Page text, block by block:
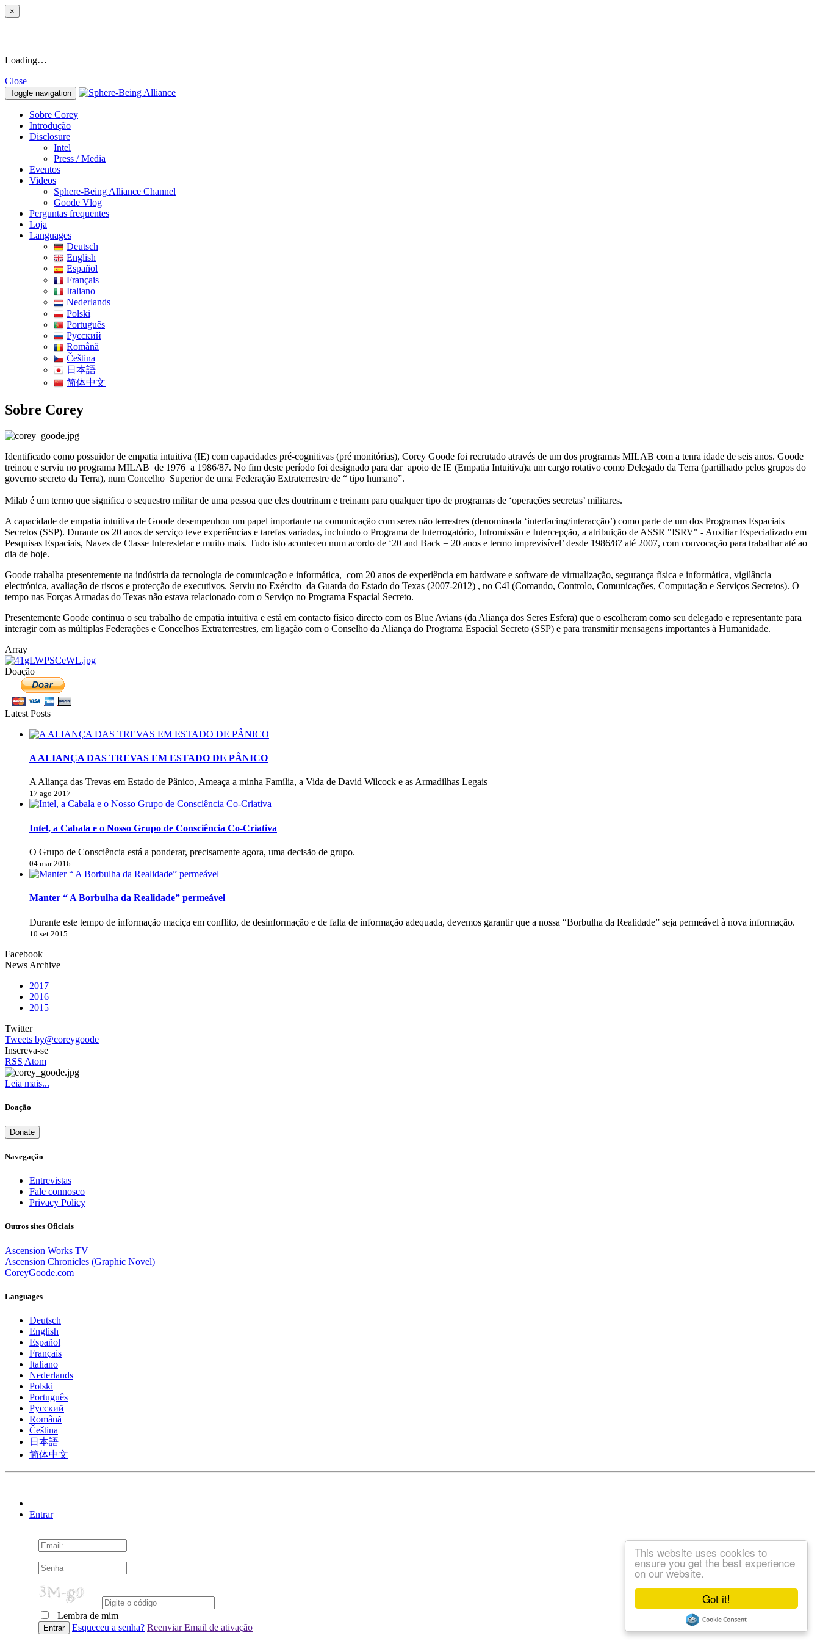
Got it!
This website uses cookies to
ensure you get the best experience
on our website.
Cookie Consent plugin for the EU cookie law
×
Loading…
Close
Toggle navigation
Sobre Corey
Introdução
Disclosure
Intel
Press / Media
Eventos
Videos
Sphere-Being Alliance Channel
Goode Vlog
Perguntas frequentes
Loja
Languages
Deutsch
English
Español
Français
Italiano
Nederlands
Polski
Português
Pусский
Română
Čeština
日本語
简体中文
Sobre Corey
Identificado como possuidor de empatia intuitiva (IE) com capacidades pré-cognitivas (pré monitórias), Corey Goode foi recrutado através de um dos programas MILAB com a tenra idade de seis anos. Goode
treinou e serviu no programa MILAB de 1976 a 1986/87. No fim deste período foi designado para dar apoio de IE (Empatia Intuitiva)a um cargo rotativo como Delegado da Terra (partilhado pelos grupos do
governo secreto da Terra), num Concelho Superior de uma Federação Extraterrestre de “ tipo humano”.
Milab é um termo que significa o sequestro militar de uma pessoa que eles doutrinam e treinam para qualquer tipo de programas de ‘operações secretas’ militares.
A capacidade de empatia intuitiva de Goode desempenhou um papel importante na comunicação com seres não terrestres (denominada ‘interfacing/interacção’) como parte de um dos Programas Espaciais
Secretos (SSP). Durante os 20 anos de serviço teve experiências e tarefas variadas, incluindo o Programa de Interrogatório, Intromissão e Intercepção, a atribuição de ASSR "ISRV" - Auxiliar Especializado em
Pesquisas Espaciais, Naves de Classe Interestelar e muito mais. Tudo isto aconteceu num acordo de ‘20 and Back = 20 anos e termo imprevisível’ desde 1986/87 até 2007, com convocação para trabalhar até ao
dia de hoje.
Goode trabalha presentemente na indústria da tecnologia de comunicação e informática, com 20 anos de experiência em hardware e software de virtualização, segurança física e informática, vigilância
electrónica, avaliação de riscos e protecção de executivos. Serviu no Exército da Guarda do Estado do Texas (2007-2012) , no C4I (Comando, Controlo, Comunicações, Computação e Serviços Secretos). O
tempo nas Forças Armadas do Texas não estava relacionado com o Serviço no Programa Espacial Secreto.
Presentemente Goode continua o seu trabalho de empatia intuitiva e está em contacto físico directo com os Blue Avians (da Aliança dos Seres Esfera) que o escolheram como seu delegado e representante para
interagir com as múltiplas Federações e Concelhos Extraterrestres, em ligação com o Conselho da Aliança do Programa Espacial Secreto (SSP) e para transmitir mensagens importantes à Humanidade.
Array
Doação
Latest Posts
A ALIANÇA DAS TREVAS EM ESTADO DE PÂNICO
A Aliança das Trevas em Estado de Pânico, Ameaça a minha Família, a Vida de David Wilcock e as Armadilhas Legais
17 ago 2017
Intel, a Cabala e o Nosso Grupo de Consciência Co-Criativa
O Grupo de Consciência está a ponderar, precisamente agora, uma decisão de grupo.
04 mar 2016
Manter “ A Borbulha da Realidade” permeável
Durante este tempo de informação maciça em conflito, de desinformação e de falta de informação adequada, devemos garantir que a nossa “Borbulha da Realidade” seja permeável à nova informação.
10 set 2015
Facebook
News Archive
2017
2016
2015
Twitter
Tweets by@coreygoode
Inscreva-se
RSS Atom
Leia mais...
Doação
Donate
Navegação
Entrevistas
Fale connosco
Privacy Policy
Outros sites Oficiais
Ascension Works TV
Ascension Chronicles (Graphic Novel)
CoreyGoode.com
Languages
Deutsch
English
Español
Français
Italiano
Nederlands
Polski
Português
Pусский
Română
Čeština
日本語
简体中文
Entrar
Lembra de mim
Esqueceu a senha? Reenviar Email de ativação